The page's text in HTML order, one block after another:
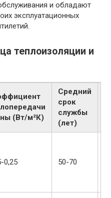
и обладают
эксплуатационных
теплоизоляции и
(Вт/м²К)
Средний
срок
службы
(лет)
0,25 50-70